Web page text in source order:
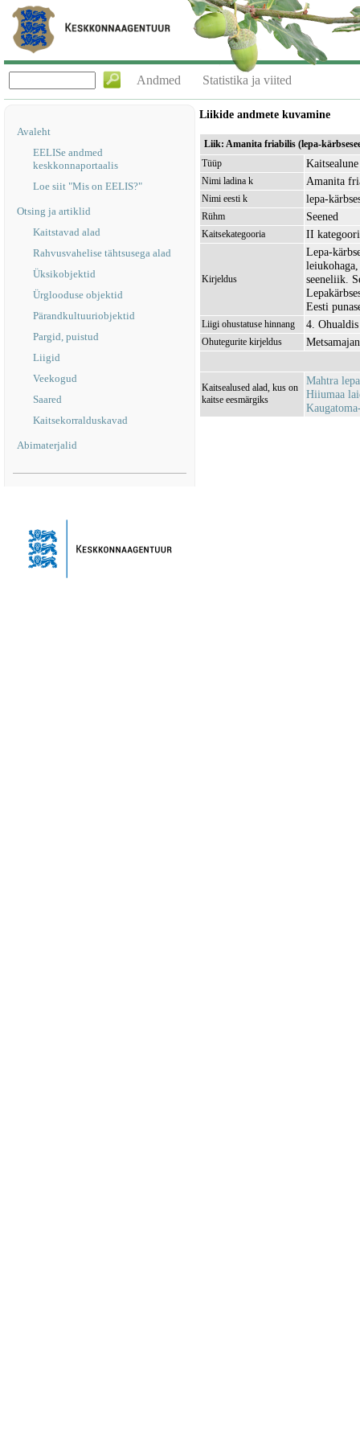
Andmed Statistika ja viited
Avaleht
EELISe andmed
keskkonnaportaalis
Loe siit "Mis on EELIS?"
Otsing ja artiklid
Kaitstavad alad
Rahvusvahelise tähtsusega alad
Üksikobjektid
Ürglooduse objektid
Pärandkultuuriobjektid
Pargid, puistud
Liigid
Veekogud
Saared
Kaitsekorralduskavad
Abimaterjalid
Liikide andmete kuvamine
Liik: Amanita friabilis (lepa-
Tüüp
Nimi ladina k Amanita
Nimi eesti k lepa-
Rühm Seened
Kaitsekategooria II
Kirjeldus
Lepa-
seeneliik.
Eesti
Liigi ohustatuse hinnang 4.
Ohutegurite kirjeldus
Kaitsealused alad, kus on
kaitse eesmärgiks
Mahtra
Hiiumaa